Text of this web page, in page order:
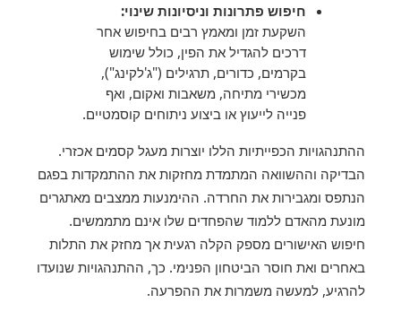
חיפוש פתרונות וניסיונות שינוי:
השקעת זמן ומאמץ רבים בחיפוש אחר
דרכים להגדיל את הפין, כולל שימוש
בקרמים, כדורים, תרגילים ("ג'לקינג"),
מכשירי מתיחה, משאבות ואקום, ואף
פנייה לייעוץ או ביצוע ניתוחים קוסמטיים.
ההתנהגויות הכפייתיות הללו יוצרות מעגל קסמים אכזרי.
הבדיקה וההשוואה המתמדת מחזקות את ההתמקדות בפגם
הנתפס ומגבירות את החרדה. ההימנעות ממצבים מאתגרים
מונעת מהאדם ללמוד שהפחדים שלו אינם מתממשים.
חיפוש האישורים מספק הקלה רגעית אך מחזק את התלות
באחרים ואת חוסר הביטחון הפנימי. כך, ההתנהגויות שנועדו
להרגיע, למעשה משמרות את ההפרעה.